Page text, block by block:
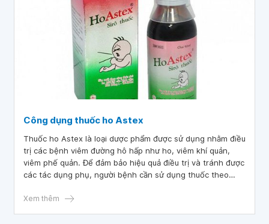
Công dụng thuốc ho Astex
Thuốc ho Astex là loại dược phẩm được sử dụng nhằm điều
trị các bệnh viêm đường hô hấp như ho, viêm khí quản,
viêm phế quản. Để đảm bảo hiệu quả điều trị và tránh được
các tác dụng phụ, người bệnh cần sử dụng thuốc theo
Xem thêm